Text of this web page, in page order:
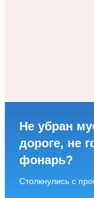
Не убран
дороге, не
фонарь?
Столкнулись с